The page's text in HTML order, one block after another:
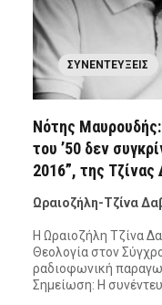
ΣΥΝΕΝΤΕΎΞΕΙΣ
Νότης Μαυρουδής:
του ’50 δεν
2016”, της Τζίνας
Ωραιοζήλη-Τζίνα
Η Ωραιοζήλη Τζίνα
Θεολογία στον
ραδιοφωνική
Σημείωση: Η